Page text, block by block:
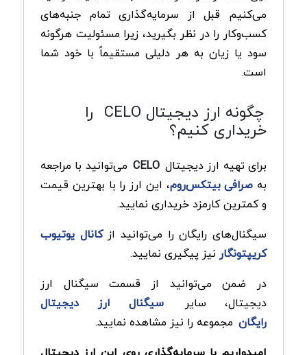
می‌کنیم قبل از سرمایه‌گذاری تمام جنبه‌های
کسب‌وکار را در نظر بگیرید، زیرا مسئولیت هرگونه
سود یا زیان به هر دلیلی مستقیماً با خود شما
است.
چگونه ارز دیجیتال CELO را
خریداری کنیم؟
برای تهیه ارز دیجیتال CELO می‌توانید با مراجعه
به صرافی بیتکس‌روم، این ارز را با بهترین قیمت
و کمترین کارمزد خریداری نمایید.
سیگنال‌های رایگان را می‌توانید ازکانال یوتیوب
کریپتونگار نیز پیگیری نمایید.
در ضمن می‌توانید از قسمت سیگنال ارز
دیجیتال، سایر
سیگنال‌ ارز دیجیتال
رایگان مجموعه را نیز مشاهده نمایید.